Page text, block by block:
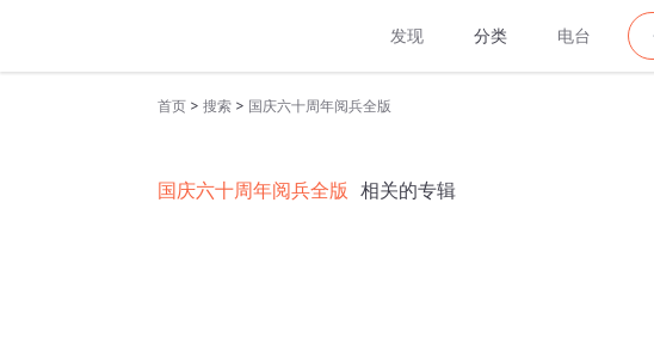
发现 分类 电台
首页 > 搜索 > 国庆六十周年阅兵全版
国庆六十周年阅兵全版 相关的专辑